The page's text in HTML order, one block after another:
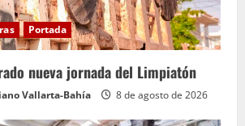
Portada
nueva jornada del Limpiatón
Vallarta-Bahía 8 de agosto de 2026